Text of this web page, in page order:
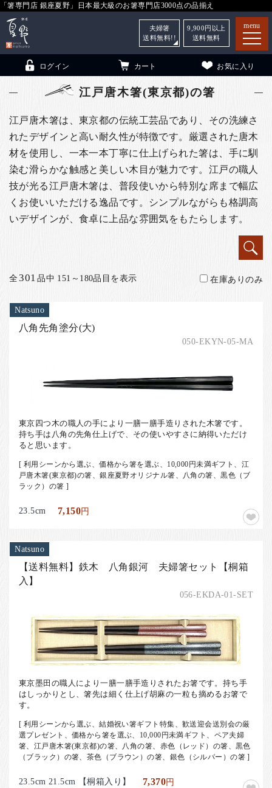
「箸専門店 銀座夏野」日本最大級のお箸専門店3000点の品揃え
menu
箸（贈答用・自宅用）
子供和食器 （贈答用・自宅用）
銀座夏野・箸長について
こども和食器 小夏 について
お客様の声
お問い合わせ
English
ログイン カート お気に入り
夫婦箸
送料無料!!
9,900 円以上
送料無料
江戸唐木箸(東京都)の箸
江戸唐木箸は、東京都の伝統工芸品であり、その洗練さ
れたデザインと高い耐久性が特徴です。厳選された唐木
材を使用し、一本一本丁寧に仕上げられた箸は、手に馴
染む滑らかな触感と美しい木目が魅力です。江戸の職人
技が光る江戸唐木箸は、普段使いから特別な席まで幅広
くお使いいただける逸品です。シンプルながらも格調高
いデザインが、食卓に上品な雰囲気をもたらします。
全301品中 151～180品目を表示 在庫ありのみ
Natsuno
八角先角塗分(大)
050-EKYN-05-MA
東京四つ木の職人の手により一膳一膳手造りされた木箸です。
持ち手は八角の先角仕上げで、その使いやすさに納得いただけ
ると思います。
[ 利用シーンから選ぶ、価格から箸を選ぶ、10,000円未満ギフト、江
戸唐木箸(東京都)の箸、銀座夏野オリジナル箸、八角の箸、黒色（ブ
ラック）の箸 ]
23.5cm 7,150円
Natsuno
【送料無料】鉄木 八角銀河 夫婦箸セット【桐箱
入】
056-EKDA-01-SET
東京墨田の職人により一膳一膳手造りされたお箸です。持ち手
はしっかりとし、箸先は細く仕上げ胡麻の一粒も摘めるお箸で
す。
[ 利用シーンから選ぶ、結婚祝い箸ギフト特集、歓送迎会送別会の厳
選プレゼント、価格から箸を選ぶ、10,000円未満ギフト、ペア夫婦
箸、江戸唐木箸(東京都)の箸、八角の箸、赤色（レッド）の箸、黒色
（ブラック）の箸、茶色（ブラウン）の箸、銀色（シルバー）の箸 ]
23.5cm 21.5cm 【桐箱入り】 7,370円